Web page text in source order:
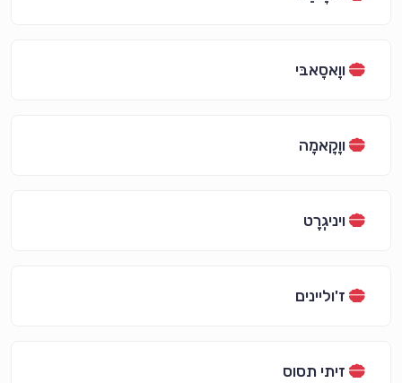
ווָאסָאבּי
ווָקָאמָה
ויניגְרֶט
ז'וליינים
זיתי תסוס